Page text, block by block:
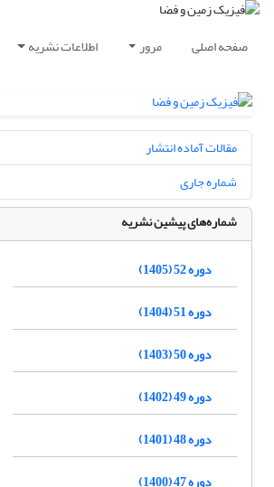
صفحه اصلی مرور اطلاعات نشریه
مقالات آماده انتشار
شماره جاری
شماره‌های پیشین نشریه
دوره 52 (1405)
دوره 51 (1404)
دوره 50 (1403)
دوره 49 (1402)
دوره 48 (1401)
دوره 47 (1400)